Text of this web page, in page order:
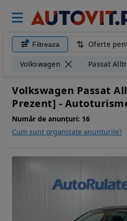
Filtreaza Oferte
Volkswagen Passat
Volkswagen Passat
Prezent] -
Număr de anunțuri: 16
Cum sunt organizate anunturile?